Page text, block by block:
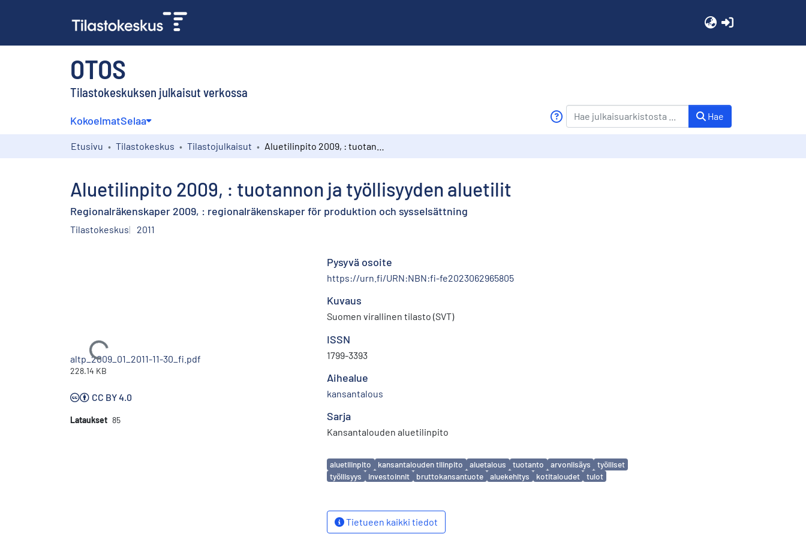
OTOS
Tilastokeskuksen julkaisut verkossa
KokoelmatSelaa Hae
Etusivu Tilastokeskus Tilastojulkaisut
Aluetilinpito 2009, : tuotannon ja työllisyyden aluetilit
Regionalräkenskaper 2009, : regionalräkenskaper för produktion och sysselsättning
Tilastokeskus 2011
Ladataan...
altp_2009_01_2011-11-30_fi.pdf
228.14 KB
CC BY 4.0
Lataukset 85
Pysyvä osoite
https://urn.fi/URN:NBN:fi-fe2023062965805
Kuvaus
Suomen virallinen tilasto (SVT)
ISSN
1799-3393
Aihealue
kansantalous
Sarja
Kansantalouden aluetilinpito
Avainsanat
aluetilinpito kansantalouden tilinpito aluetalous tuotanto arvonlisäys
työlliset
työllisyys
investoinnit bruttokansantuote aluekehitys kotitaloudet tulot
Tietueen kaikki tiedot